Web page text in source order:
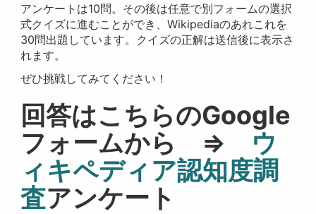
アンケートは10問。その後は任意で別フォームの選択
式クイズに進むことができ、Wikipediaのあれこれを
30問出題しています。クイズの正解は送信後に表示さ
れます。
ぜひ挑戦してみてください！
回答はこちらのGoogle
フォームから ⇒ ウ
ィキペディア認知度調
査アンケート